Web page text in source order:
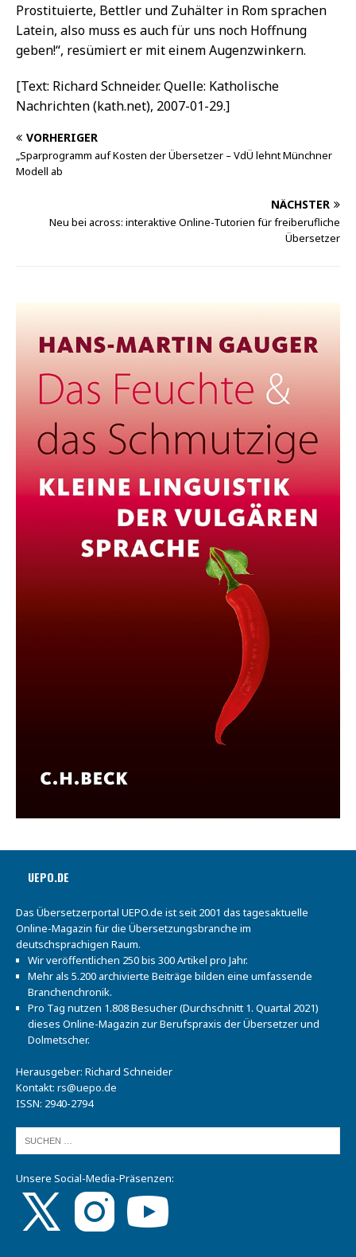
Prostituierte, Bettler und Zuhälter in Rom sprachen
Latein, also muss es auch für uns noch Hoffnung
geben!“, resümiert er mit einem Augenzwinkern.
[Text: Richard Schneider. Quelle: Katholische
Nachrichten (kath.net), 2007-01-29.]
VORHERIGER
„Sparprogramm auf Kosten der Übersetzer – VdÜ lehnt Münchner
Modell ab
NÄCHSTER
Neu bei across: interaktive Online-Tutorien für freiberufliche
Übersetzer
UEPO.DE
Das Übersetzerportal UEPO.de ist seit 2001 das tagesaktuelle
Online-Magazin für die Übersetzungsbranche im
deutschsprachigen Raum.
Wir veröffentlichen 250 bis 300 Artikel pro Jahr.
Mehr als 5.200 archivierte Beiträge bilden eine umfassende
Branchenchronik.
Pro Tag nutzen 1.808 Besucher (Durchschnitt 1. Quartal 2021)
dieses Online-Magazin zur Berufspraxis der Übersetzer und
Dolmetscher.
Herausgeber: Richard Schneider
Kontakt: rs@uepo.de
ISSN: 2940-2794
Unsere Social-Media-Präsenzen: